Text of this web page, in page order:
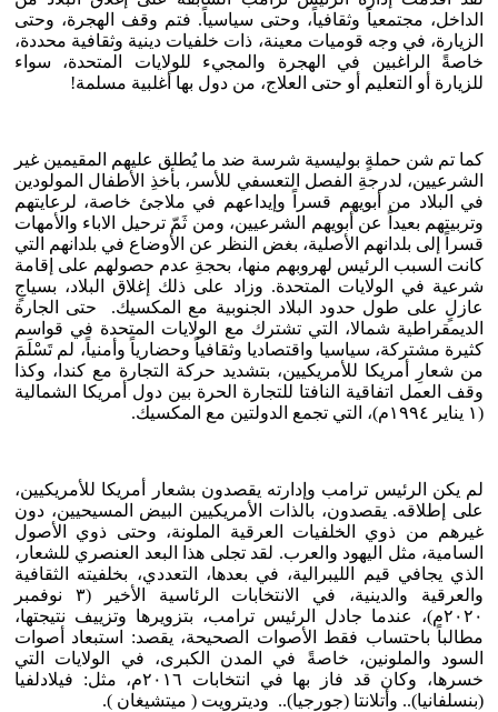
الداخل، مجتمعياً وثقافياً، وحتى سياسياً. فتم وقف الهجرة، وحتى
الزيارة، في وجه قوميات معينة، ذات خلفيات دينية وثقافية محددة،
خاصةً الراغبين في الهجرة والمجيء للولايات المتحدة، سواء
للزيارة أو التعليم أو حتى العلاج، من دول بها أغلبية مسلمة!
كما تم شن حملةٍ بوليسية شرسة ضد ما يُطلق عليهم المقيمين غير
الشرعيين، لدرجةِ الفصل التعسفي للأسر، بأخذِ الأطفال المولودين
في البلاد من أبويهم قسراً وإيداعهم في ملاجئ خاصة، لرعايتهم
وتربيتهم بعيداً عن أبويهم الشرعيين، ومن ثَمّ ترحيل الاباء والأمهات
قسراً إلى بلدانهم الأصلية، بغض النظر عن الأوضاع في بلدانهم التي
كانت السبب الرئيس لهروبهم منها، بحجةِ عدم حصولهم على إقامة
شرعية في الولايات المتحدة. وزاد على ذلك إغلاق البلاد، بسياجٍ
عازلٍ على طول حدود البلاد الجنوبية مع المكسيك. حتى الجارة
الديمقراطية شمالا، التي تشترك مع الولايات المتحدة في قواسم
كثيرة مشتركة، سياسيا واقتصاديا وثقافياً وحضارياً وأمنياً، لم تَسْلَمَ
من شعارِ أمريكا للأمريكيين، بتشديد حركة التجارة مع كندا، وكذا
وقف العمل اتفاقية النافتا للتجارة الحرة بين دول أمريكا الشمالية
(١ يناير ١٩٩٤م)، التي تجمع الدولتين مع المكسيك.
لم يكن الرئيس ترامب وإدارته يقصدون بشعار أمريكا للأمريكيين،
على إطلاقه. يقصدون، بالذات الأمريكيين البيض المسيحيين، دون
غيرهم من ذوي الخلفيات العرقية الملونة، وحتى ذوي الأصول
السامية، مثل اليهود والعرب. لقد تجلى هذا البعد العنصري للشعار،
الذي يجافي قيم الليبرالية، في بعدها، التعددي، بخلفيته الثقافية
والعرقية والدينية، في الانتخابات الرئاسية الأخير (٣ نوفمبر
٢٠٢٠م)، عندما جادل الرئيس ترامب، بتزويرها وتزييف نتيجتها،
مطالباً باحتساب فقط الأصوات الصحيحة، يقصد: استبعاد أصوات
السود والملونين، خاصةً في المدن الكبرى، في الولايات التي
خسرها، وكان قد فاز بها في انتخابات ٢٠١٦م، مثل: فيلادلفيا
(بنسلفانيا).. وأتلانتا (جورجيا).. وديترويت ( ميتشيغان ).